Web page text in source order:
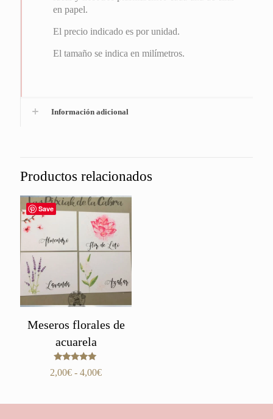
en papel.
El precio indicado es por unidad.
El tamaño se indica en milímetros.
Información adicional
Productos relacionados
Save
Meseros florales de
acuarela
Valorado
con
2,00€ - 4,00€Rango